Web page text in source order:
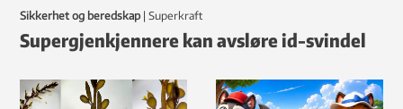
Sikkerhet og beredskap | Superkraft
Supergjenkjennere kan avsløre id-svindel